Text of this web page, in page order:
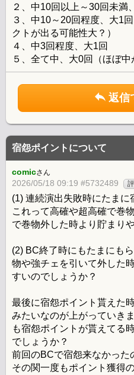
２、中10回以上～30回未満
３、中10～20回程度、大1
クトが出る可能性大？）
４、中3回程度、大1回
５、全て中、大0回（ほぼ中
返信
宿怨ポイントについて
comicさん
2026/05/18 09:19 #5732489 評
(1) 連続演出失敗時にたま
これって高確や超高確で巻
で巻物外した時より貯まり
(2) BC終了時にもたまにも
物や強チェを引いて外した
すいのでしょうか？
最後に宿怨ポイント貰えた
みたいなのが上がっていき
も宿怨ポイントが貰えてる
でしょうか？
前回のBCで宿怨来なかった
その関一度もポイント獲得